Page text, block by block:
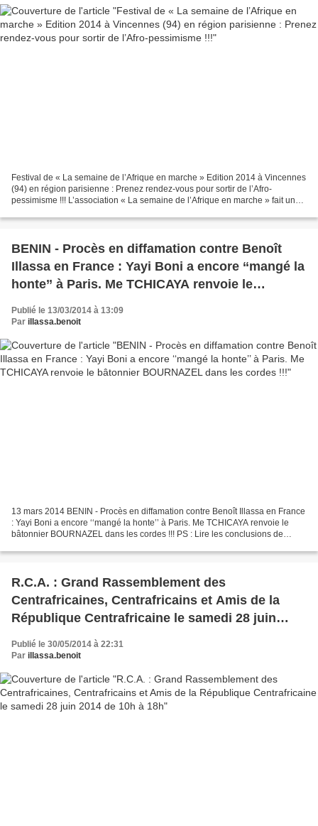
Festival de « La semaine de l’Afrique en marche » Edition 2014 à Vincennes
(94) en région parisienne : Prenez rendez-vous pour sortir de l’Afro-
pessimisme !!! L’association « La semaine de l’Afrique en marche » fait un
BENIN - Procès en diffamation contre Benoît
Illassa en France : Yayi Boni a encore ‘‘mangé la
honte’’ à Paris. Me TCHICAYA renvoie le
Publié le 13/03/2014 à 13:09
Par illassa.benoit
13 mars 2014 BENIN - Procès en diffamation contre Benoît Illassa en France
: Yayi Boni a encore ‘‘mangé la honte’’ à Paris. Me TCHICAYA renvoie le
bâtonnier BOURNAZEL dans les cordes !!! PS : Lire les conclusions de
R.C.A. : Grand Rassemblement des
Centrafricaines, Centrafricains et Amis de la
République Centrafricaine le samedi 28 juin
2014 de 10h à 18h
Publié le 30/05/2014 à 22:31
Par illassa.benoit